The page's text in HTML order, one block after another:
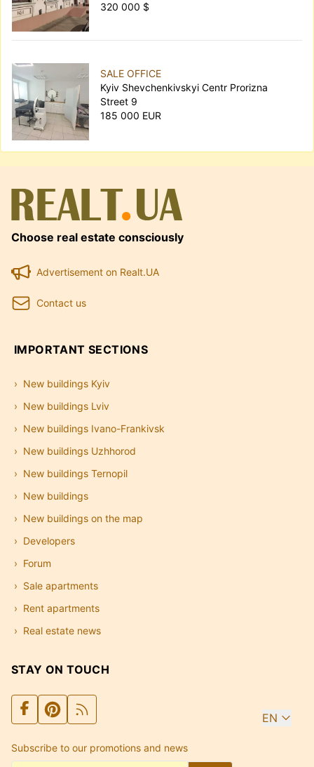
320 000 $
SALE OFFICE
Kyiv Shevchenkivskyi Centr Prorizna
Street 9
185 000 EUR
Choose real estate consciously
Advertisement on Realt.UA
Contact us
IMPORTANT SECTIONS
New buildings Kyiv
New buildings Lviv
New buildings Ivano-Frankivsk
New buildings Uzhhorod
New buildings Ternopil
New buildings
New buildings on the map
Developers
Forum
Sale apartments
Rent apartments
Real estate news
STAY ON TOUCH
EN
Subscribe to our promotions and news